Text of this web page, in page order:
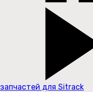
запчастей для Sitrack